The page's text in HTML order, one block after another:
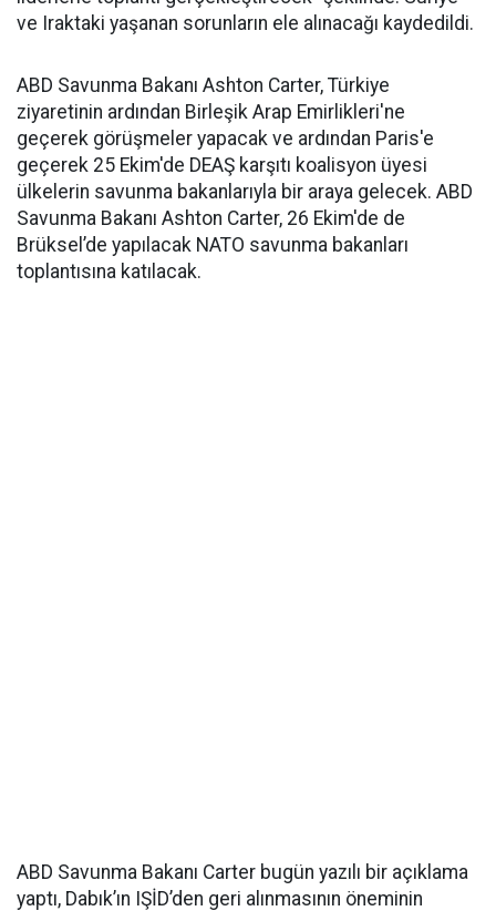
ve Iraktaki yaşanan sorunların ele alınacağı kaydedildi.
ABD Savunma Bakanı Ashton Carter, Türkiye
ziyaretinin ardından Birleşik Arap Emirlikleri'ne
geçerek görüşmeler yapacak ve ardından Paris'e
geçerek 25 Ekim'de DEAŞ karşıtı koalisyon üyesi
ülkelerin savunma bakanlarıyla bir araya gelecek. ABD
Savunma Bakanı Ashton Carter, 26 Ekim'de de
Brüksel’de yapılacak NATO savunma bakanları
toplantısına katılacak.
ABD Savunma Bakanı Carter bugün yazılı bir açıklama
yaptı, Dabık’ın IŞİD’den geri alınmasının öneminin